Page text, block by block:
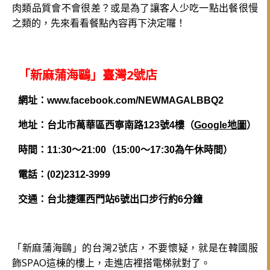
肉類品質會不會很差？或是為了讓客人少吃一點出餐很慢
之類的，先來看看餐點內容再下決定囉！
「新麻蒲海鷗」臺灣2號店
網址：www.facebook.com/NEWMAGALBBQ2
地址：台北市萬華區西寧南路123號4樓（Google地圖）
時間：11:30～21:00（15:00～17:30為午休時間）
電話：(02)2312-3999
交通：台北捷運西門站6號出口步行約6分鐘
「新麻蒲海鷗」的台灣2號店，不要懷疑，就是在韓國服
飾SPAO這棟的樓上，走進店裡搭電梯就對了。